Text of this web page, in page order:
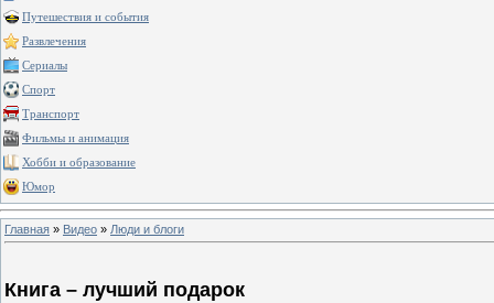
Путешествия и события
Развлечения
Сериалы
Спорт
Транспорт
Фильмы и анимация
Хобби и образование
Юмор
Главная » Видео » Люди и блоги
Книга – лучший подарок